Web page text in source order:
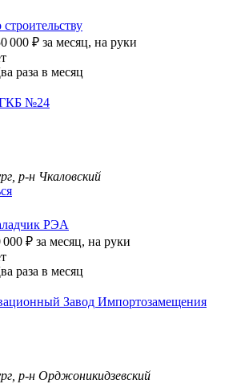
000 ₽ за месяц, на руки
раза в месяц
№24
р-н Чкаловский
РЭА
000 ₽ за месяц, на руки
раза в месяц
Завод Импортозамещения
р-н Орджоникидзевский